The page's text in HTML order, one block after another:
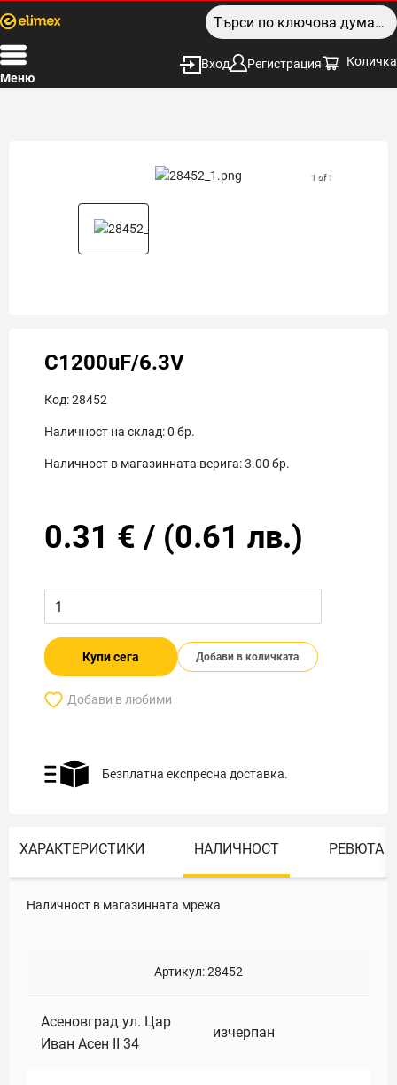
Меню
Вход Регистрация Количка
1 of 1
C1200uF/6.3V
Код:28452
Наличност на склад:0 бр.
Наличност в магазинната верига:3.00 бр.
0.31 € / (0.61 лв.)
Купи сега Добави в количката
Добави в любими
Безплатна експресна доставка.
ХАРАКТЕРИСТИКИ НАЛИЧНОСТ РЕВЮТА
Наличност в магазинната мрежа
Артикул:28452
Асеновград ул. Цар
Иван Асен II 34
изчерпан